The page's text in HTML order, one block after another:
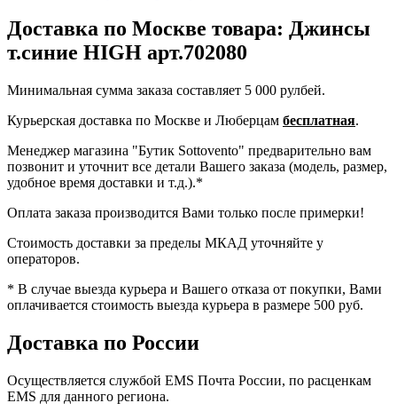
Доставка по Москве товара: Джинсы
т.синие HIGH арт.702080
Минимальная сумма заказа составляет 5 000 рулбей.
Курьерская доставка по Москве и Люберцам бесплатная.
Менеджер магазина "Бутик Sottovento" предварительно вам
позвонит и уточнит все детали Вашего заказа (модель, размер,
удобное время доставки и т.д.).*
Оплата заказа производится Вами только после примерки!
Стоимость доставки за пределы МКАД уточняйте у
операторов.
* В случае выезда курьера и Вашего отказа от покупки, Вами
оплачивается стоимость выезда курьера в размере 500 руб.
Доставка по России
Осуществляется службой EMS Почта России, по расценкам
EMS для данного региона.